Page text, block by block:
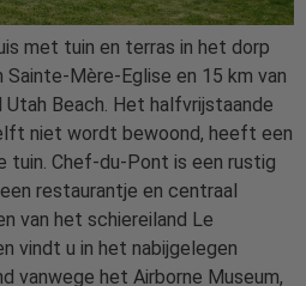
met tuin en terras in het dorp
Mère-Eglise en 15 km van
Beach. Het halfvrijstaande
niet wordt bewoond, heeft een
tuin. Chef-du-Pont is een rustig
restaurantje en centraal
van het schiereiland Le
vindt u in het nabijgelegen
vanwege het Airborne Museum,